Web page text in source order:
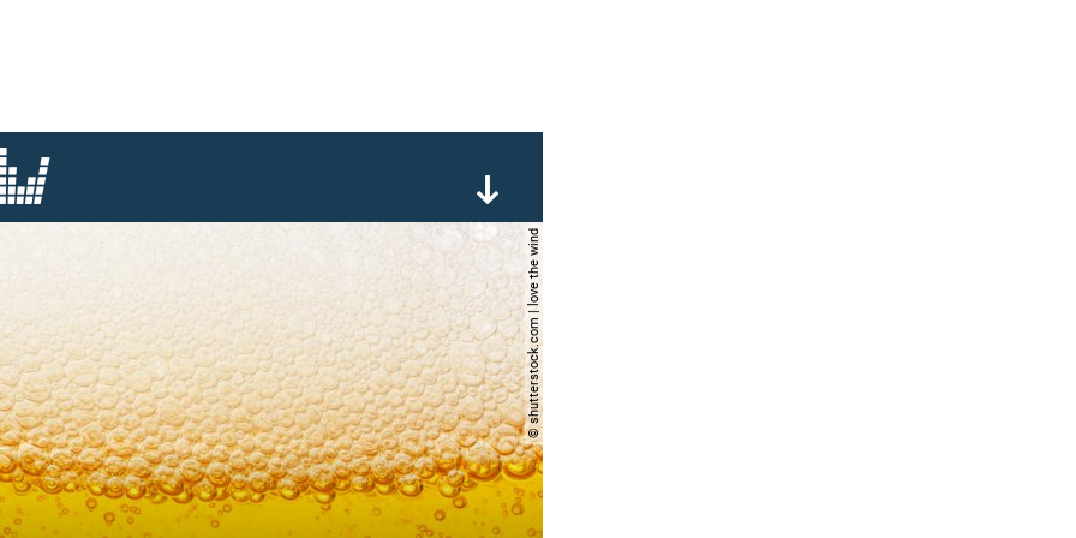
© shutterstock.com | love the wind